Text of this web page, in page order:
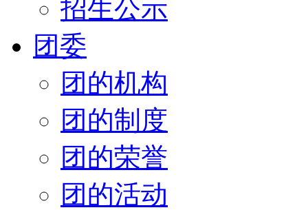
招生公示
团委
团的机构
团的制度
团的荣誉
团的活动